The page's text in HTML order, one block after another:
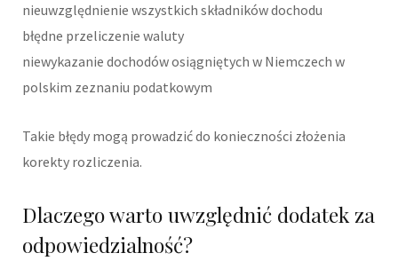
nieuwzględnienie wszystkich składników dochodu
błędne przeliczenie waluty
niewykazanie dochodów osiągniętych w Niemczech w
polskim zeznaniu podatkowym
Takie błędy mogą prowadzić do konieczności złożenia
korekty rozliczenia.
Dlaczego warto uwzględnić dodatek za
odpowiedzialność?